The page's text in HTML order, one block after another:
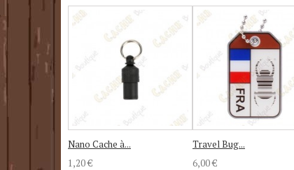
Nano Cache à...
1,20 €
Travel Bug...
6,00 €